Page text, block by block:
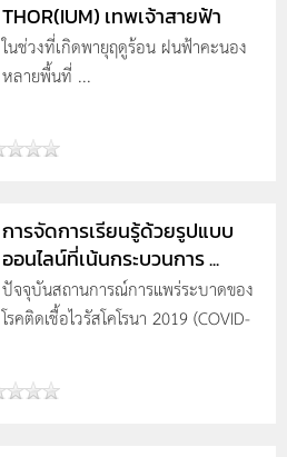
THOR(IUM) เทพเจ้าสายฟ้า
ในช่วงที่เกิดพายุฤดูร้อน ฝนฟ้าคะนอง
หลายพื้นที่ ...
การจัดการเรียนรู้ด้วยรูปแบบ
ออนไลน์ที่เน้นกระบวนการ ...
ปัจจุบันสถานการณ์การแพร่ระบาดของ
โรคติดเชื้อไวรัสโคโรนา 2019 (COVID-